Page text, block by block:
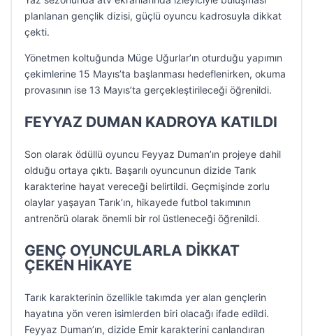
planlanan gençlik dizisi, güçlü oyuncu kadrosuyla dikkat
çekti.
Yönetmen koltuğunda Müge Uğurlar’ın oturduğu yapımın
çekimlerine 15 Mayıs’ta başlanması hedeflenirken, okuma
provasının ise 13 Mayıs’ta gerçekleştirileceği öğrenildi.
FEYYAZ DUMAN KADROYA KATILDI
Son olarak ödüllü oyuncu Feyyaz Duman’ın projeye dahil
olduğu ortaya çıktı. Başarılı oyuncunun dizide Tarık
karakterine hayat vereceği belirtildi. Geçmişinde zorlu
olaylar yaşayan Tarık’ın, hikayede futbol takımının
antrenörü olarak önemli bir rol üstleneceği öğrenildi.
GENÇ OYUNCULARLA DİKKAT
ÇEKEN HİKAYE
Tarık karakterinin özellikle takımda yer alan gençlerin
hayatına yön veren isimlerden biri olacağı ifade edildi.
Feyyaz Duman’ın, dizide Emir karakterini canlandıran